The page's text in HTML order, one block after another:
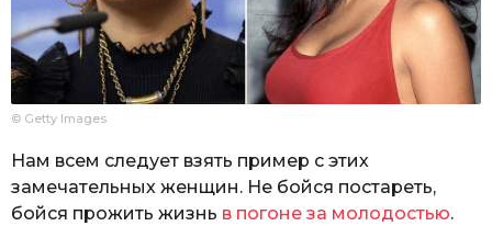
© Getty Images
Нам всем следует взять пример с этих
замечательных женщин. Не бойся постареть,
бойся прожить жизнь в погоне за молодостью.